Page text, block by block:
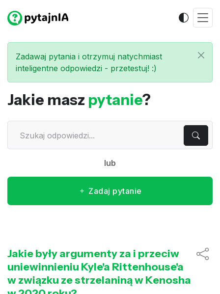
Zadawaj pytania i otrzymuj natychmiast
inteligentne odpowiedzi - przetestuj! :)
Jakie masz pytanie?
lub
Zadaj pytanie
Jakie były argumenty za i przeciw
uniewinnieniu Kyle'a Rittenhouse'a
w związku ze strzelaniną w Kenosha